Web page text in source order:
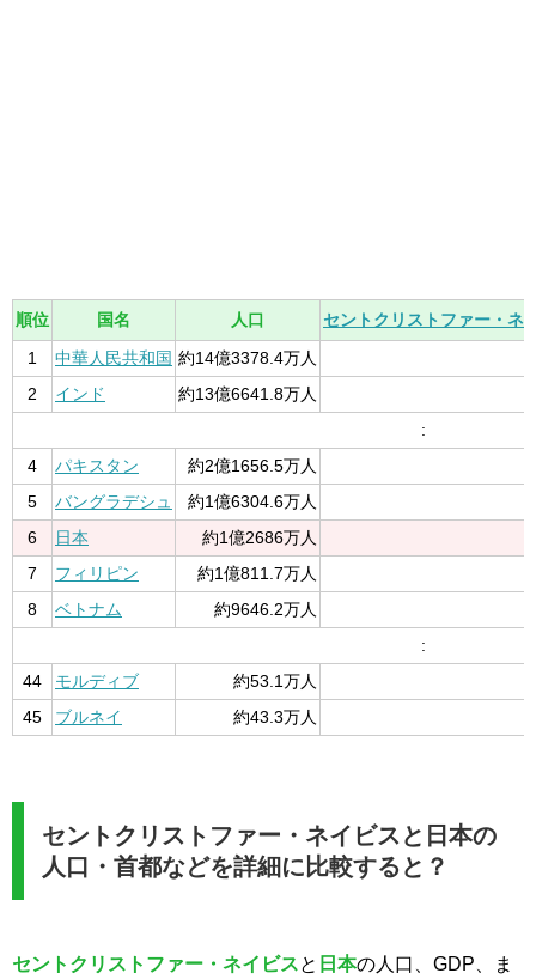
順位 国名 人口
セントクリストファー・ネ
1
中華人民共和国 約14億3378.4万人
2
インド
約13億6641.8万人
:
4
パキスタン
約2億1656.5万人
5
バングラデシュ
約1億6304.6万人
6
日本
約1億2686万人
7
フィリピン
約1億811.7万人
8
ベトナム
約9646.2万人
:
44
モルディブ
約53.1万人
45
ブルネイ 約43.3万人
セントクリストファー・ネイビスと日本の
人口・首都などを詳細に比較すると？
セントクリストファー・ネイビスと 日本の人口、GDP、ま